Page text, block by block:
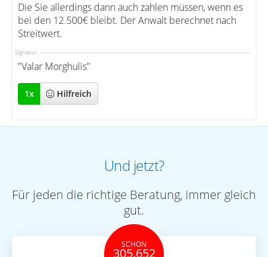
Die Sie allerdings dann auch zahlen müssen, wenn es
bei den 12.500€ bleibt. Der Anwalt berechnet nach
Streitwert.
Signatur:
"Valar Morghulis"
1x Hilfreich
Und jetzt?
Für jeden die richtige Beratung, immer gleich
gut.
SCHON
305.652